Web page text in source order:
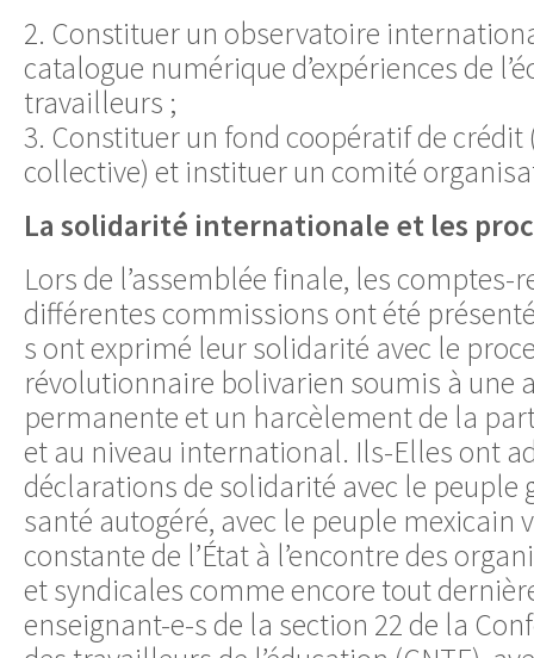
2. Constituer un observatoire
catalogue numérique d’expériences de
travailleurs ;
3. Constituer un fond coopératif de crédit
collective) et instituer un comité
La solidarité internationale et les
Lors de l’assemblée finale, les comptes-
différentes commissions ont été
s ont exprimé leur solidarité avec le
révolutionnaire bolivarien soumis à une
permanente et un harcèlement de la
et au niveau international. Ils-Elles ont
déclarations de solidarité avec le peuple
santé autogéré, avec le peuple mexicain
constante de l’État à l’encontre des
et syndicales comme encore tout
enseignant-e-s de la section 22 de la